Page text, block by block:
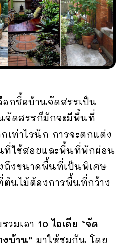
กซื้อบ้านจัดสรรเป็น
จัดสรรก็มักจะมีพื้นที่
เท่าไรนัก การจะตกแต่ง
ที่ใช้สอยและพื้นที่พักผ่อน
ถึงขนาดพื้นที่เป็นพิเศษ
ต้นไม้ต้องการพื้นที่กว้าง
วมเอา 10 ไอเดีย “จัด
บ้าน” มาให้ชมกัน โดย